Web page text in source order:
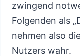
zwingend
Folgenden als
nehmen also
Nutzers wahr.